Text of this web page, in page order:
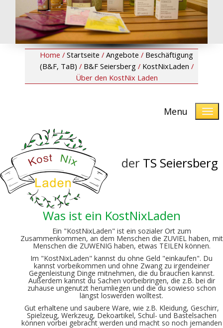
Home / Startseite / Angebote / Beschäftigung
(B&F, TaB) / B&F Seiersberg / KostNixLaden /
Über den KostNix Laden
Menu
der TS Seiersberg
Was ist ein KostNixLaden
Ein "KostNixLaden" ist ein sozialer Ort zum
Zusammenkommen, an dem Menschen die ZUVIEL haben, mit
Menschen die ZUWENIG haben, etwas TEILEN können.
Im "KostNixLaden" kannst du ohne Geld "einkaufen". Du
kannst vorbeikommen und ohne Zwang zu irgendeiner
Gegenleistung Dinge mitnehmen, die du brauchen kannst.
Außerdem kannst du Sachen vorbeibringen, die z.B. bei dir
zuhause ungenutzt herumliegen und die du sowieso schon
längst loswerden wolltest.
Gut erhaltene und saubere Ware, wie z.B. Kleidung, Geschirr,
Spielzeug, Werkzeug, Dekoartikel, Schul- und Bastelsachen
können vorbei gebracht werden und macht so noch jemanden